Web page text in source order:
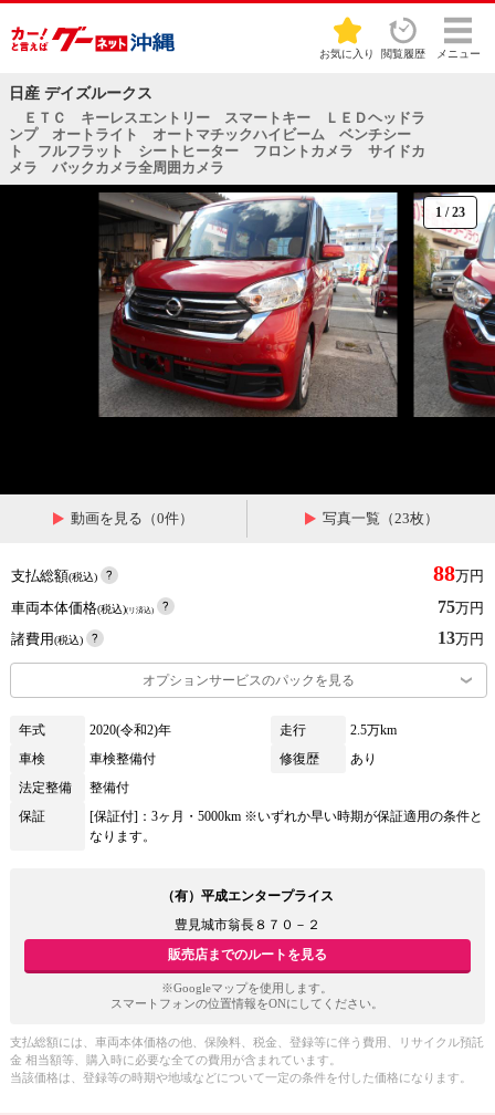
お気に入り 閲覧履歴 メニュー
日産 デイズルークス
ＥＴＣ キーレスエントリー スマートキー ＬＥＤヘッドラ
ンプ オートライト オートマチックハイビーム ベンチシー
ト フルフラット シートヒーター フロントカメラ サイドカ
メラ バックカメラ全周囲カメラ
1 /23
動画を見る（0件） 写真一覧（23枚）
支払総額(税込) 88万円
車両本体価格(税込)(リ済込) 75万円
諸費用(税込) 13万円
オプションサービスのパックを見る
年式 2020(令和2)年 走行
2.5万km
車検
車検整備付 修復歴
あり
法定整備
整備付
保証
[保証付]：3ヶ月・5000km ※いずれか早い時期が保証適用の条件と
なります。
（有）平成エンタープライス
豊見城市翁長８７０－２
販売店までのルートを見る
※Googleマップを使用します。
スマートフォンの位置情報をONにしてください。
支払総額には、車両本体価格の他、保険料、税金、登録等に伴う費用、リサイクル預託
金 相当額等、購入時に必要な全ての費用が含まれています。
当該価格は、登録等の時期や地域などについて一定の条件を付した価格になります。